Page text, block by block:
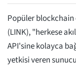
Popüler blockchain
(LINK), "herkese
API'sine kolayca
yetkisi veren